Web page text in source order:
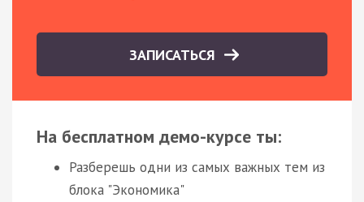
ЗАПИСАТЬСЯ
На бесплатном демо-курсе ты:
Разберешь одни из самых важных тем из
блока "Экономика"